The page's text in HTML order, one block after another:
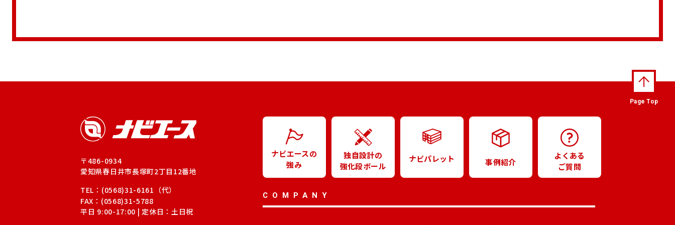
Page Top
〒486-0934
愛知県春日井市長塚町2丁目12番地
TEL：(0568)31-6161（代）
FAX：(0568)31-5788
平日 9:00-17:00 | 定休日：土日祝
ナビエースの
強み
独自設計の
強化段ボール
ナビパレット 事例紹介
よくある
ご質問
COMPANY